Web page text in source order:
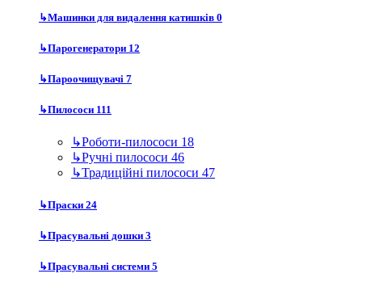
↳Машинки для видалення катишків 0
↳Парогенератори 12
↳Пароочищувачі 7
↳Пилососи 111
↳Роботи-пилососи 18
↳Ручні пилососи 46
↳Традиційні пилососи 47
↳Праски 24
↳Прасувальні дошки 3
↳Прасувальні системи 5